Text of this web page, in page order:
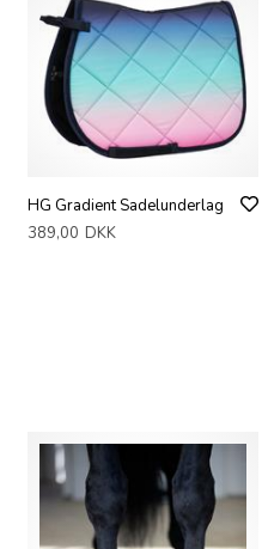
HG Gradient Sadelunderlag
389,00 DKK